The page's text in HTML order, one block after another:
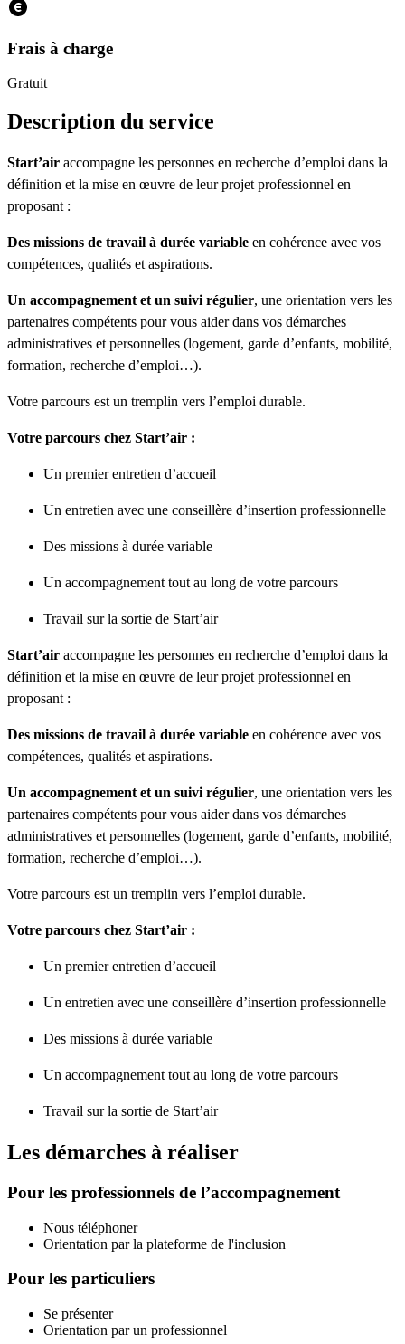
Frais à charge
Gratuit
Description du service
Start’air accompagne les personnes en recherche d’emploi dans la
définition et la mise en œuvre de leur projet professionnel en
proposant :
Des missions de travail à durée variable en cohérence avec vos
compétences, qualités et aspirations.
Un accompagnement et un suivi régulier, une orientation vers les
partenaires compétents pour vous aider dans vos démarches
administratives et personnelles (logement, garde d’enfants, mobilité,
formation, recherche d’emploi…).
Votre parcours est un tremplin vers l’emploi durable.
Votre parcours chez Start’air :
Un premier entretien d’accueil
Un entretien avec une conseillère d’insertion professionnelle
Des missions à durée variable
Un accompagnement tout au long de votre parcours
Travail sur la sortie de Start’air
Start’air accompagne les personnes en recherche d’emploi dans la
définition et la mise en œuvre de leur projet professionnel en
proposant :
Des missions de travail à durée variable en cohérence avec vos
compétences, qualités et aspirations.
Un accompagnement et un suivi régulier, une orientation vers les
partenaires compétents pour vous aider dans vos démarches
administratives et personnelles (logement, garde d’enfants, mobilité,
formation, recherche d’emploi…).
Votre parcours est un tremplin vers l’emploi durable.
Votre parcours chez Start’air :
Un premier entretien d’accueil
Un entretien avec une conseillère d’insertion professionnelle
Des missions à durée variable
Un accompagnement tout au long de votre parcours
Travail sur la sortie de Start’air
Les démarches à réaliser
Pour les professionnels de l’accompagnement
Nous téléphoner
Orientation par la plateforme de l'inclusion
Pour les particuliers
Se présenter
Orientation par un professionnel